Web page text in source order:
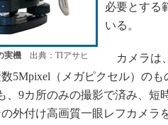
実機 出典：TIアサヒ
必要とする
いる。
カメラは
5Mpixel（メガピクセル）の
、9カ所のみの撮影で済み、短
外付け高画質一眼レフカメラ